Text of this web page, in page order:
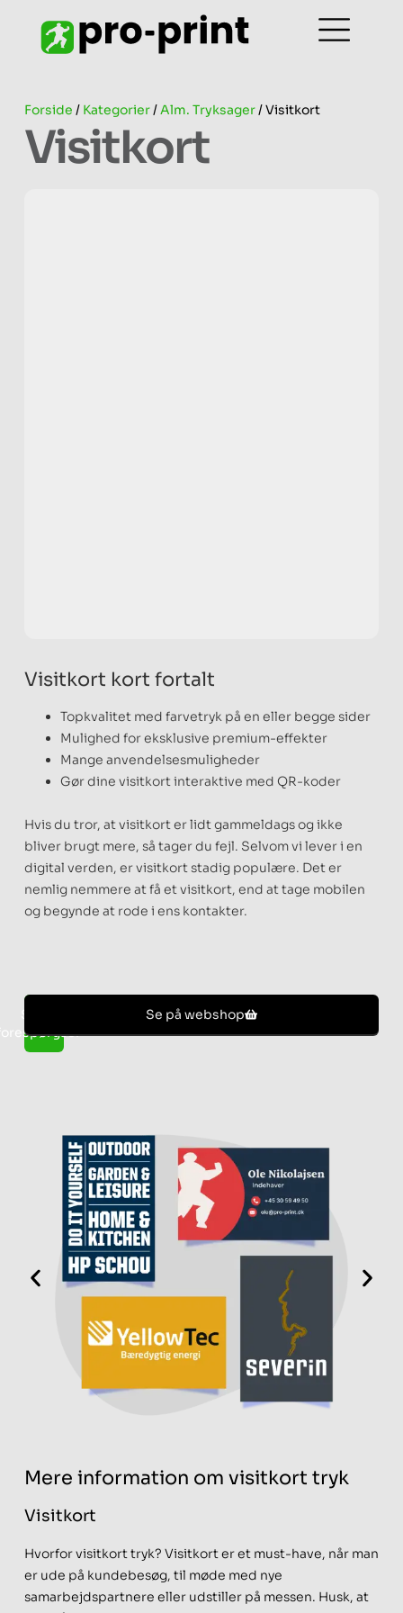
Visitkort kort fortalt
Topkvalitet med farvetryk på en eller begge sider
Mulighed for eksklusive premium-effekter
Mange anvendelsesmuligheder
Gør dine visitkort interaktive med QR-koder
Hvis du tror, at visitkort er lidt gammeldags og ikke
bliver brugt mere, så tager du fejl. Selvom vi lever i en
digital verden, er visitkort stadig populære. Det er
nemlig nemmere at få et visitkort, end at tage mobilen
og begynde at rode i ens kontakter.
Send
Se på webshop
Forside / Kategorier/Alm. Tryksager/ Visitkort
Visitkort
Mere information om visitkort tryk
Visitkort
Hvorfor visitkort tryk? Visitkort er et must-have, når man
er ude på kundebesøg, til møde med nye
samarbejdspartnere eller udstiller på messen. Husk, at